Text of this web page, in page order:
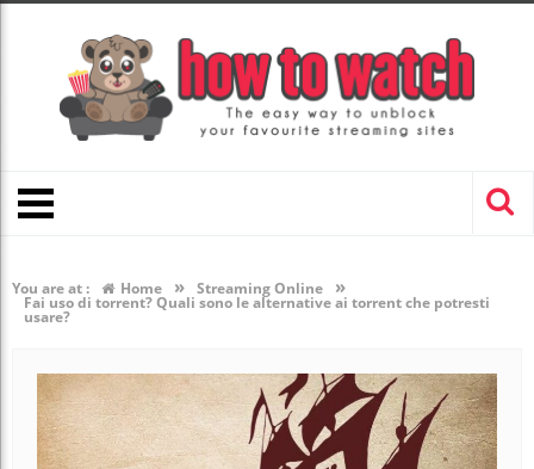
You are at : Home » Streaming Online »
Fai uso di torrent? Quali sono le alternative ai torrent che potresti
usare?